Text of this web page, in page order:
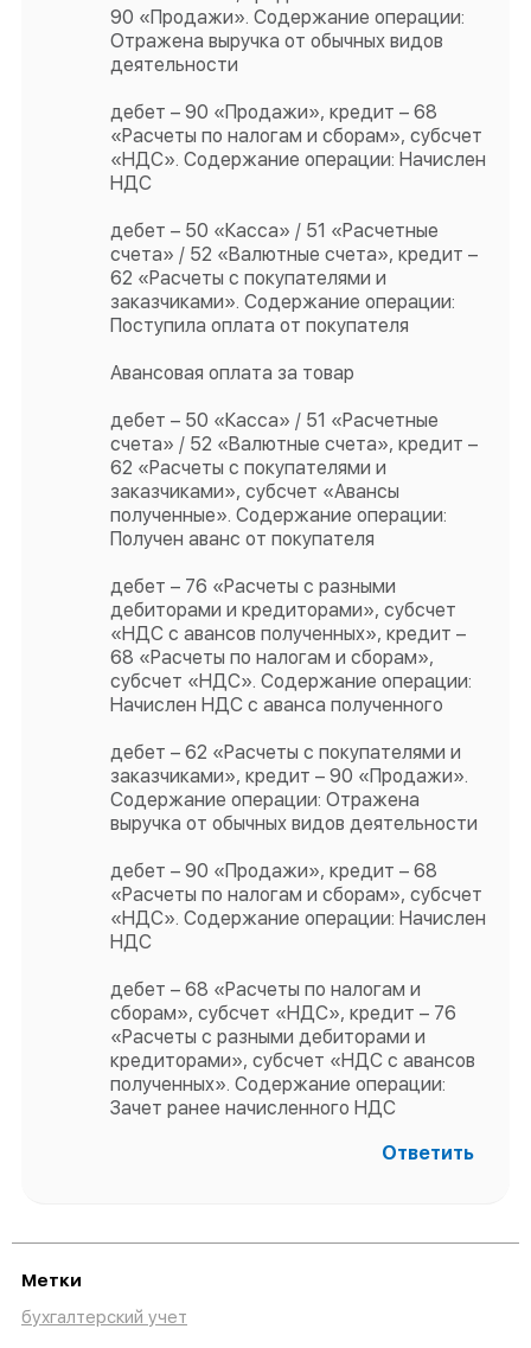
90 «Продажи». Содержание операции:
Отражена выручка от обычных видов
деятельности
дебет – 90 «Продажи», кредит – 68
«Расчеты по налогам и сборам», субсчет
«НДС». Содержание операции: Начислен
НДС
дебет – 50 «Касса» / 51 «Расчетные
счета» / 52 «Валютные счета», кредит –
62 «Расчеты с покупателями и
заказчиками». Содержание операции:
Поступила оплата от покупателя
Авансовая оплата за товар
дебет – 50 «Касса» / 51 «Расчетные
счета» / 52 «Валютные счета», кредит –
62 «Расчеты с покупателями и
заказчиками», субсчет «Авансы
полученные». Содержание операции:
Получен аванс от покупателя
дебет – 76 «Расчеты с разными
дебиторами и кредиторами», субсчет
«НДС с авансов полученных», кредит –
68 «Расчеты по налогам и сборам»,
субсчет «НДС». Содержание операции:
Начислен НДС с аванса полученного
дебет – 62 «Расчеты с покупателями и
заказчиками», кредит – 90 «Продажи».
Содержание операции: Отражена
выручка от обычных видов деятельности
дебет – 90 «Продажи», кредит – 68
«Расчеты по налогам и сборам», субсчет
«НДС». Содержание операции: Начислен
НДС
дебет – 68 «Расчеты по налогам и
сборам», субсчет «НДС», кредит – 76
«Расчеты с разными дебиторами и
кредиторами», субсчет «НДС с авансов
полученных». Содержание операции:
Зачет ранее начисленного НДС
Ответить
Метки
бухгалтерский учет